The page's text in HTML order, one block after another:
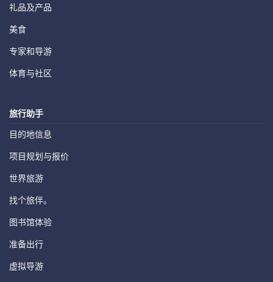
礼品及产品
美食
专家和导游
体育与社区
旅行助手
目的地信息
项目规划与报价
世界旅游
找个旅伴。
图书馆体验
准备出行
虚拟导游